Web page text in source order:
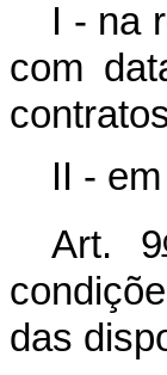
I - na
com
II -
Art. 9
das